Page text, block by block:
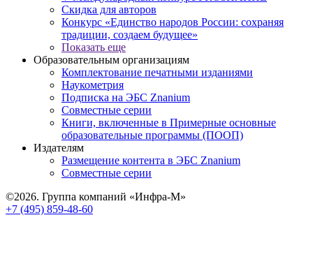
Скидка для авторов
Конкурс «Единство народов России: сохраняя
традиции, создаем будущее»
Показать еще
Образовательным организациям
Комплектование печатными изданиями
Наукометрия
Подписка на ЭБС Znanium
Совместные серии
Книги, включенные в Примерные основные
образовательные программы (ПООП)
Издателям
Размещение контента в ЭБС Znanium
Совместные серии
©2026. Группа компаний «Инфра-М»
+7 (495) 859-48-60